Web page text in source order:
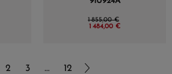
1 855,00 €
1 484,00 €
2 3 … 12